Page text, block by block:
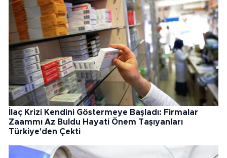
İlaç Krizi Kendini Göstermeye Başladı: Firmalar
Zaammı Az Buldu Hayati Önem Taşıyanları
Türkiye'den Çekti